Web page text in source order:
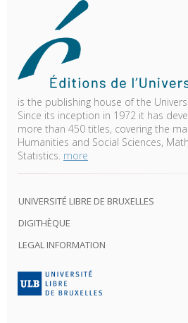
is the publishing house of the
Since its inception in 1972 it has
more than 450 titles, covering the
Humanities and Social Sciences,
Statistics. more
UNIVERSITÉ LIBRE DE BRUXELLES
DIGITHÈQUE
LEGAL INFORMATION